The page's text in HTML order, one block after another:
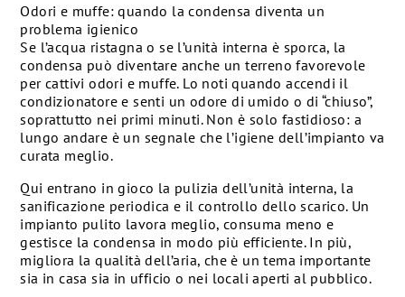
Odori e muffe: quando la condensa diventa un
problema igienico
Se l’acqua ristagna o se l’unità interna è sporca, la
condensa può diventare anche un terreno favorevole
per cattivi odori e muffe. Lo noti quando accendi il
condizionatore e senti un odore di umido o di “chiuso”,
soprattutto nei primi minuti. Non è solo fastidioso: a
lungo andare è un segnale che l’igiene dell’impianto va
curata meglio.
Qui entrano in gioco la pulizia dell’unità interna, la
sanificazione periodica e il controllo dello scarico. Un
impianto pulito lavora meglio, consuma meno e
gestisce la condensa in modo più efficiente. In più,
migliora la qualità dell’aria, che è un tema importante
sia in casa sia in ufficio o nei locali aperti al pubblico.